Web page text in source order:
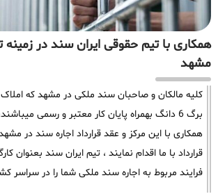
همکاری با تیم حقوقی ایران سند در
مشهد
کلیه مالکان و صاحبان سند ملکی در مشهد که
برگ 6 دانگ بهمراه پایان کار معتبر و رسمی
همکاری با این مرکز و عقد قرارداد اجاره سند در
قرارداد با ما اقدام نمایند ، تیم ایران سند بعنوان
فرایند مربوط به اجاره سند ملکی شما را در سراسر